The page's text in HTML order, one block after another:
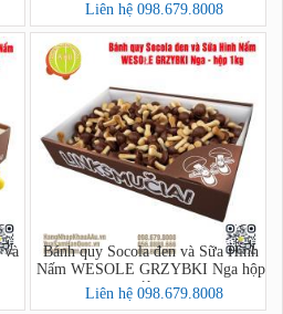
Liên hệ 098.679.8008
và
Bánh quy Socola đen và Sữa Hình
Nấm WESOLE GRZYBKI Nga hộp
1kg
Liên hệ 098.679.8008